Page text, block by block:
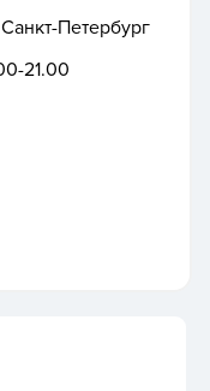
Петербург
21.00